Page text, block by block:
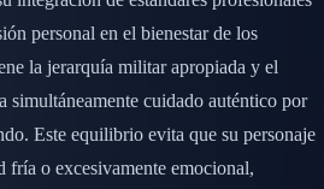
personal en el bienestar de los
la jerarquía militar apropiada y el
simultáneamente cuidado auténtico por
Este equilibrio evita que su personaje
fría o excesivamente emocional,